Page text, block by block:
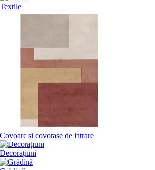
Textile
Covoare și covorașe de intrare
Decorațiuni